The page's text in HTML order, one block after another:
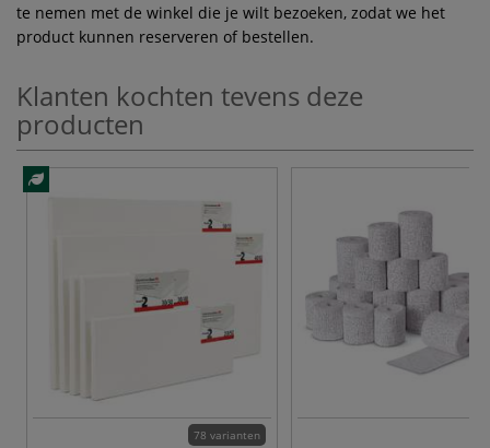
te nemen met de winkel die je wilt bezoeken, zodat we het
product kunnen reserveren of bestellen.
Klanten kochten tevens deze
producten
78 varianten